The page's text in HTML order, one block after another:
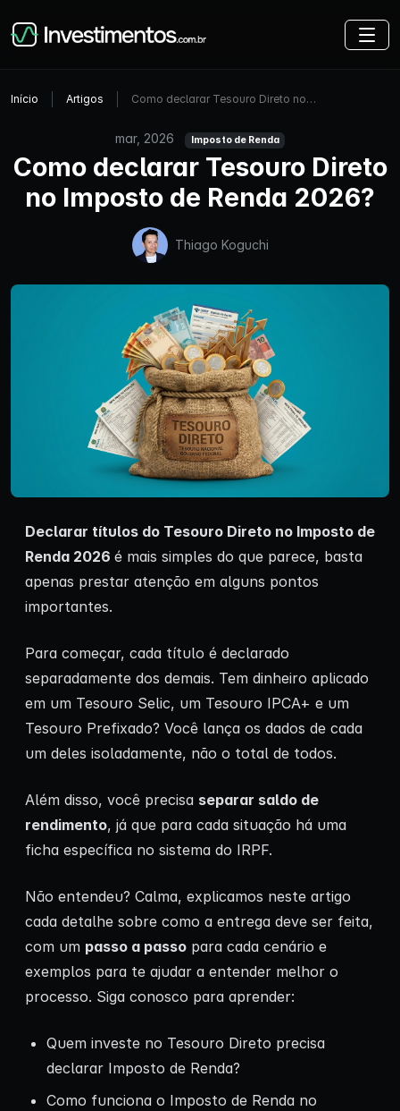
Início Artigos Como declarar Tesouro Direto no…
mar, 2026 Imposto de Renda
Como declarar Tesouro Direto
no Imposto de Renda 2026?
Thiago Koguchi
Declarar títulos do Tesouro Direto no Imposto de
Renda 2026 é mais simples do que parece, basta
apenas prestar atenção em alguns pontos
importantes.
Para começar, cada título é declarado
separadamente dos demais. Tem dinheiro aplicado
em um Tesouro Selic, um Tesouro IPCA+ e um
Tesouro Prefixado? Você lança os dados de cada
um deles isoladamente, não o total de todos.
Além disso, você precisa separar saldo de
rendimento, já que para cada situação há uma
ficha específica no sistema do IRPF.
Não entendeu? Calma, explicamos neste artigo
cada detalhe sobre como a entrega deve ser feita,
com um passo a passo para cada cenário e
exemplos para te ajudar a entender melhor o
processo. Siga conosco para aprender:
Quem investe no Tesouro Direto precisa
declarar Imposto de Renda?
Como funciona o Imposto de Renda no